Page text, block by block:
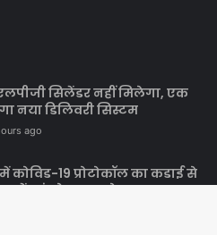
सिलेंडर नहीं मिलेगा, एक
नया डिलिवरी सिस्टम
ago
में कोविड-19 प्रोटोकॉल का कडाई से
इंस्पेक्टर अशोक कुमार